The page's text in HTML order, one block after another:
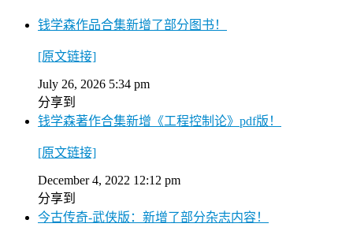
钱学森作品合集新增了部分图书！
[原文链接]
July 26, 2026 5:34 pm
分享到
钱学森著作合集新增《工程控制论》pdf版！
[原文链接]
December 4, 2022 12:12 pm
分享到
今古传奇-武侠版：新增了部分杂志内容！